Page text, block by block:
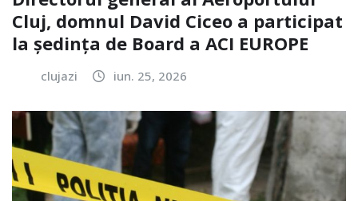
Cluj, domnul David Ciceo a participat
la ședința de Board a ACI EUROPE
clujazi iun. 25, 2026